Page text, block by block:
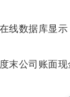
线数据库显示
末公司账面现